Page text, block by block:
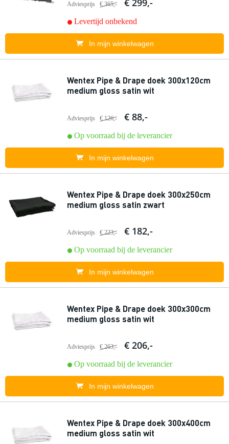
Adviesprijs € 365,- € 299,-
Levertijd onbekend
In mijn winkelwagen
Wentex Pipe & Drape doek 300x120cm
medium gloss satin wit
Adviesprijs € 126,- € 88,-
Op voorraad bij de leverancier
In mijn winkelwagen
Wentex Pipe & Drape doek 300x250cm
medium gloss satin zwart
Adviesprijs € 223,- € 182,-
Op voorraad bij de leverancier
In mijn winkelwagen
Wentex Pipe & Drape doek 300x300cm
medium gloss satin wit
Adviesprijs € 263,- € 206,-
Op voorraad bij de leverancier
In mijn winkelwagen
Wentex Pipe & Drape doek 300x400cm
medium gloss satin wit